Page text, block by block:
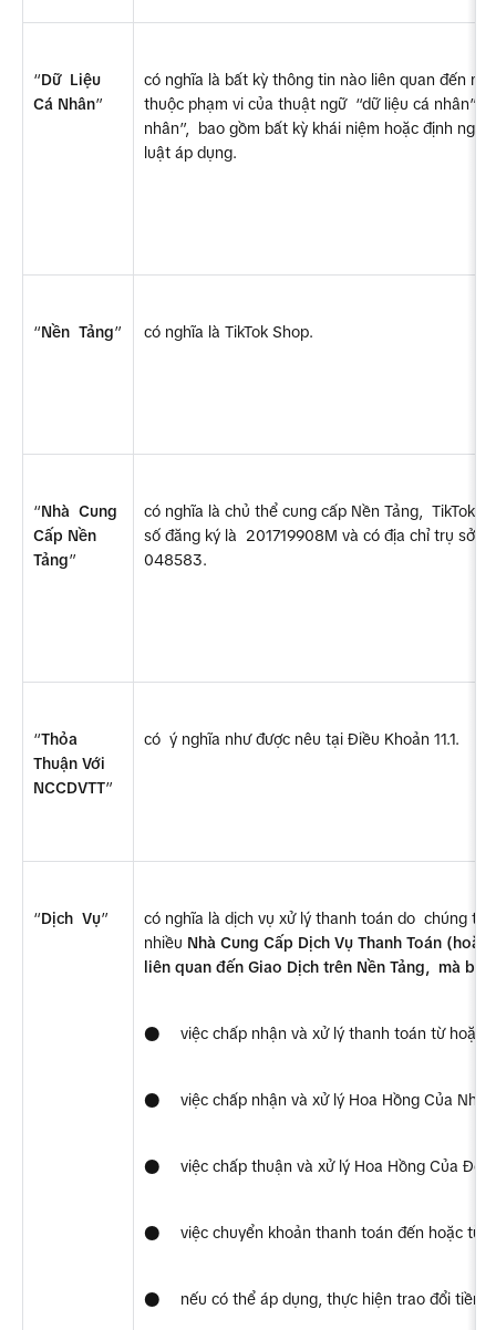
“Dữ  Liệu
Cá Nhân”
có nghĩa là bất kỳ thông tin nào liên quan đến
thuộc phạm vi của thuật ngữ  “dữ liệu cá nhân”,
nhân”,  bao gồm bất kỳ khái niệm hoặc định
luật áp dụng.
“Nền  Tảng” có nghĩa là TikTok Shop.
“Nhà  Cung
Cấp Nền
Tảng”
có nghĩa là chủ thể cung cấp Nền Tảng,  TikTok
số đăng ký là  201719908M và có địa chỉ trụ sở
048583.
“Thỏa
Thuận Với
NCCDVTT”
có  ý nghĩa như được nêu tại Điều Khoản 11.1.
“Dịch  Vụ”
có nghĩa là dịch vụ xử lý thanh toán do  chúng
nhiều Nhà Cung Cấp Dịch Vụ Thanh Toán
liên quan đến Giao Dịch trên Nền Tảng,  mà
● việc chấp nhận và xử lý thanh toán từ hoặc
● việc chấp nhận và xử lý Hoa Hồng Của
● việc chấp thuận và xử lý Hoa Hồng Của Đối
● việc chuyển khoản thanh toán đến hoặc từ
● nếu có thể áp dụng, thực hiện trao đổi tiền